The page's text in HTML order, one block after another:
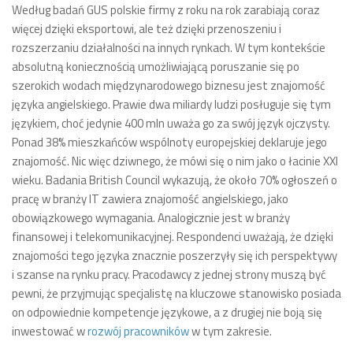
Według badań GUS polskie firmy z roku na rok zarabiają coraz
więcej dzięki eksportowi, ale też dzięki przenoszeniu i
rozszerzaniu działalności na innych rynkach. W tym kontekście
absolutną koniecznością umożliwiającą poruszanie się po
szerokich wodach międzynarodowego biznesu jest znajomość
języka angielskiego.Prawie dwa miliardy ludzi posługuje się tym
językiem, choć jedynie 400 mln uważa go za swój język ojczysty.
Ponad 38% mieszkańców wspólnoty europejskiej deklaruje jego
znajomość. Nic więc dziwnego, że mówi się o nim jako o łacinie XXI
wieku.Badania British Council wykazują, że około 70% ogłoszeń o
pracę w branży IT zawiera znajomość angielskiego, jako
obowiązkowego wymagania. Analogicznie jest w branży
finansowej i telekomunikacyjnej. Respondenci uważają, że dzięki
znajomości tego języka znacznie poszerzyły się ich perspektywy
i szanse na rynku pracy.Pracodawcy z jednej strony muszą być
pewni, że przyjmując specjalistę na kluczowe stanowisko posiada
on odpowiednie kompetencje językowe, a z drugiej nie boją się
inwestować wrozwój pracownikóww tym zakresie.